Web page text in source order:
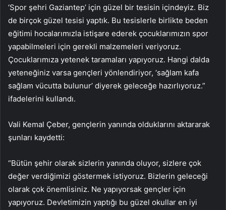
‘Spor şehri Gaziantep’ için güzel bir tesisin içindeyiz. Biz
de birçok güzel tesisi yaptık. Bu tesislerle birlikte beden
eğitimi hocalarımızla istişare ederek çocuklarımızın spor
yapabilmeleri için gerekli malzemeleri veriyoruz.
Çocuklarımıza yetenek taramaları yapıyoruz. Hangi dalda
yeteneğiniz varsa gençleri yönlendiriyor, ‘sağlam kafa
sağlam vücutta bulunur’ diyerek geleceğe hazırlıyoruz.”
ifadelerini kullandı.
Vali Kemal Çeber, gençlerin yanında olduklarını aktararak
şunları kaydetti:
“Bütün şehir olarak sizlerin yanında oluyor, sizlere çok
değer verdiğimizi göstermek istiyoruz. Bizlerin geleceği
olarak çok önemlisiniz. Ne yapıyorsak gençler için
yapıyoruz. Devletimizin yaptığı bu güzel okullar en iyi